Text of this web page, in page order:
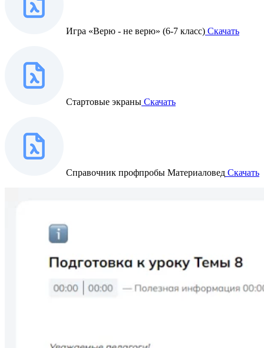
Игра «Верю - не верю» (6-7 класс) Скачать
Стартовые экраны Скачать
Справочник профпробы Материаловед Скачать